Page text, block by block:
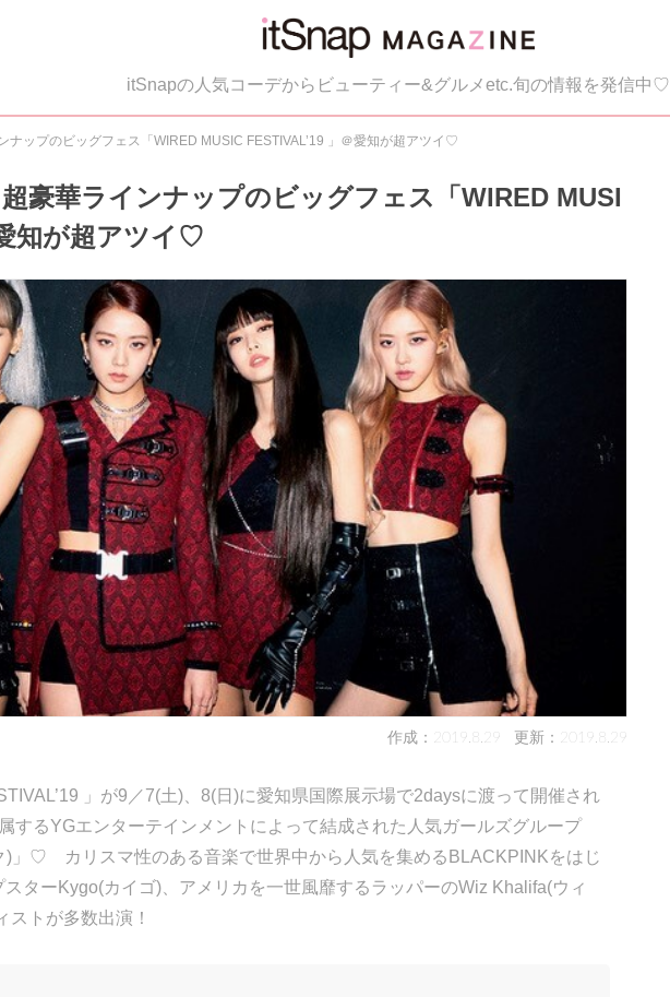
itSnapの人気コーデからビューティー&グルメetc.旬の情報を発信中♡
ナップのビッグフェス「WIRED MUSIC FESTIVAL’19 」＠愛知が超アツイ♡
豪華ラインナップのビッグフェス「WIRED MUSI
知が超アツイ♡
作成：2019.8.29 更新：2019.8.29
」が9／7(土)、8(日)に愛知県国際展示場で2daysに渡って開催され
するYGエンターテインメントによって結成された人気ガールズグループ
)」♡ カリスマ性のある音楽で世界中から人気を集めるBLACKPINKをはじ
ターKygo(カイゴ)、アメリカを一世風靡するラッパーのWiz Khalifa(ウィ
ストが多数出演！